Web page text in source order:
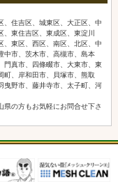
、住吉区、城東区、大正区、中
東住吉区、東成区、東淀川
、東区、西区、南区、北区、中
中市、茨木市、高槻市、島本
門真市、四條畷市、大東市、東
町、岸和田市、貝塚市、熊取
曳野市、藤井寺市、太子町、河
県の方もお気軽にお問合せ下さ